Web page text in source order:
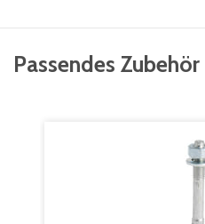
Passendes Zubehör